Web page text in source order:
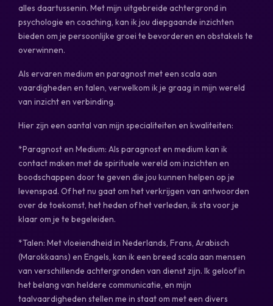
alles daartussenin. Met mijn uitgebreide achtergrond in
psychologie en coaching, kan ik jou diepgaande inzichten
bieden om je persoonlijke groei te bevorderen en obstakels te
overwinnen.
Als ervaren medium en paragnost met een scala aan
vaardigheden en talen, verwelkom ik je graag in mijn wereld
van inzicht en verbinding.
Hier zijn een aantal van mijn specialiteiten en kwaliteiten:
*Paragnost en Medium: Als paragnost en medium kan ik
contact maken met de spirituele wereld om inzichten en
boodschappen door te geven die jou kunnen helpen op je
levenspad. Of het nu gaat om het verkrijgen van antwoorden
over de toekomst, het heden of het verleden, ik sta voor je
klaar om je te begeleiden.
*Talen: Met vloeiendheid in Nederlands, Frans, Arabisch
(Marokkaans) en Engels, kan ik een breed scala aan mensen
van verschillende achtergronden van dienst zijn. Ik geloof in
het belang van heldere communicatie, en mijn
taalvaardigheden stellen me in staat om met een divers